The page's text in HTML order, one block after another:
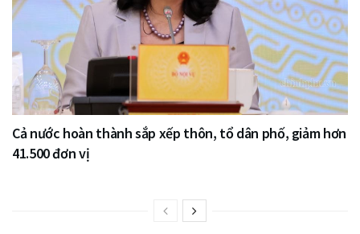
Cả nước hoàn thành sắp xếp thôn, tổ dân phố, giảm hơn
41.500 đơn vị